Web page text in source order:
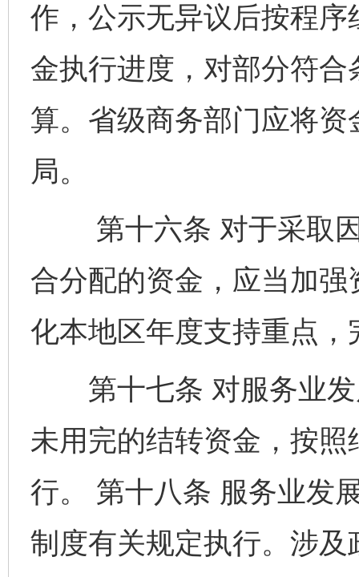
作，公示无异议后按程
金执行进度，对部分符
算。省级商务部门应将
局。
第十六条 对于采取因
合分配的资金，应当加
化本地区年度支持重点
第十七条 对服务业发
未用完的结转资金，按
行。 第十八条 服务业发
制度有关规定执行。涉